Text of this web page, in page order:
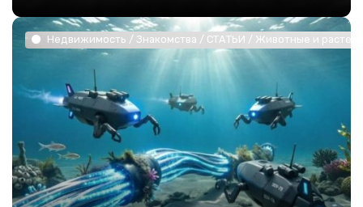
Недвижимость / Знакомства / СТАТЬИ / Животные и